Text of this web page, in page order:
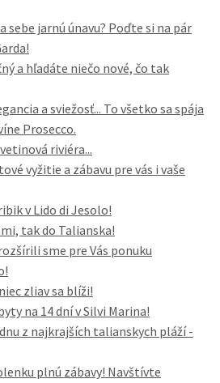
sebe jarnú únavu? Poďte si na pár
a hľadáte niečo nové, čo tak
a sviežosť... To všetko sa spája
Prosecco.
riviéra...
vyžitie a zábavu pre vás i vaše
v Lido di Jesolo!
tak do Talianska!
sme pre Vás ponuku
zliav sa blíži!
na 14 dní v Silvi Marina!
z najkrajších talianskych pláží -
plnú zábavy! Navštívte